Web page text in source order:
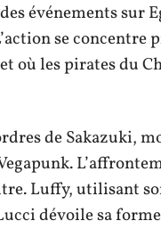
événements sur
se concentre
où les pirates du
de Sakazuki,
Luffy, utilisant
dévoile sa